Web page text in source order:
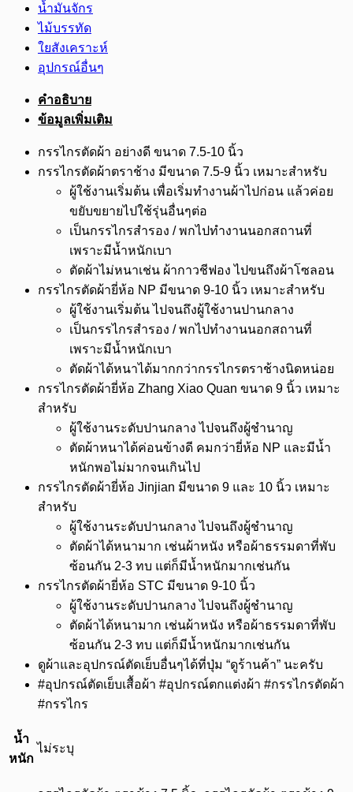
น้ำมันจักร
ไม้บรรทัด
ใยสังเคราะห์
อุปกรณ์อื่นๆ
คำอธิบาย
ข้อมูลเพิ่มเติม
กรรไกรตัดผ้า อย่างดี ขนาด 7.5-10 นิ้ว
กรรไกรตัดผ้าตราช้าง มีขนาด 7.5-9 นิ้ว เหมาะสำหรับ
ผู้ใช้งานเริ่มต้น เพื่อเริ่มทำงานผ้าไปก่อน แล้วค่อย
ขยับขยายไปใช้รุ่นอื่นๆต่อ
เป็นกรรไกรสำรอง / พกไปทำงานนอกสถานที่
เพราะมีน้ำหนักเบา
ตัดผ้าไม่หนาเช่น ผ้ากาวชีฟอง ไปขนถึงผ้าโซลอน
กรรไกรตัดผ้ายี่ห้อ NP มีขนาด 9-10 นิ้ว เหมาะสำหรับ
ผู้ใช้งานเริ่มต้น ไปจนถึงผู้ใช้งานปานกลาง
เป็นกรรไกรสำรอง / พกไปทำงานนอกสถานที่
เพราะมีน้ำหนักเบา
ตัดผ้าได้หนาได้มากกว่ากรรไกรตราช้างนิดหน่อย
กรรไกรตัดผ้ายี่ห้อ Zhang Xiao Quan ขนาด 9 นิ้ว เหมาะ
สำหรับ
ผู้ใช้งานระดับปานกลาง ไปจนถึงผู้ชำนาญ
ตัดผ้าหนาได้ค่อนข้างดี คมกว่ายี่ห้อ NP และมีน้ำ
หนักพอไม่มากจนเกินไป
กรรไกรตัดผ้ายี่ห้อ Jinjian มีขนาด 9 และ 10 นิ้ว เหมาะ
สำหรับ
ผู้ใช้งานระดับปานกลาง ไปจนถึงผู้ชำนาญ
ตัดผ้าได้หนามาก เช่นผ้าหนัง หรือผ้าธรรมดาที่พับ
ซ้อนกัน 2-3 ทบ แต่ก็มีน้ำหนักมากเช่นกัน
กรรไกรตัดผ้ายี่ห้อ STC มีขนาด 9-10 นิ้ว
ผู้ใช้งานระดับปานกลาง ไปจนถึงผู้ชำนาญ
ตัดผ้าได้หนามาก เช่นผ้าหนัง หรือผ้าธรรมดาที่พับ
ซ้อนกัน 2-3 ทบ แต่ก็มีน้ำหนักมากเช่นกัน
ดูผ้าและอุปกรณ์ตัดเย็บอื่นๆได้ที่ปุ่ม “ดูร้านค้า” นะครับ
#อุปกรณ์ตัดเย็บเสื้อผ้า #อุปกรณ์ตกแต่งผ้า #กรรไกรตัดผ้า
#กรรไกร
น้ำ
หนัก
ไม่ระบุ